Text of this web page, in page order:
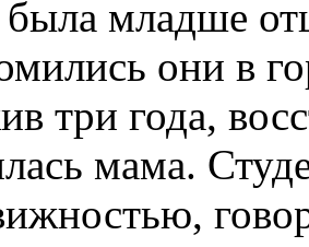
младше
они в
три года,
мама.